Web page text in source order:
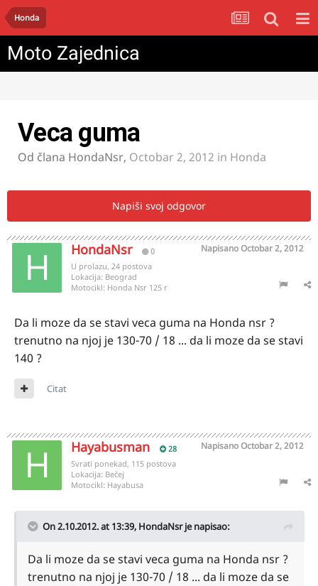
Honda
Moto Zajednica
Veca guma
Od člana HondaNsr, Octobar 2, 2012 in Honda
Napiši svoj odgovor
HondaNsr 0 NapisanoOctobar 2, 2012
U prolazu, 24 postova
Lokacija: Beograd
Motocikl: Honda Nsr 125 r
Da li moze da se stavi veca guma na Honda nsr ?
trenutno na njoj je 130-70 / 18 ... da li moze da se stavi
140 ?
Citat
Hayabusman 28 NapisanoOctobar 2, 2012
Svrati ponekad, 115 postova
Lokacija: Bečej
Motocikl: Hayabusa
On 2.10.2012. at 13:39, HondaNsr je napisao:
Da li moze da se stavi veca guma na Honda nsr ?
trenutno na njoj je 130-70 / 18 ... da li moze da se